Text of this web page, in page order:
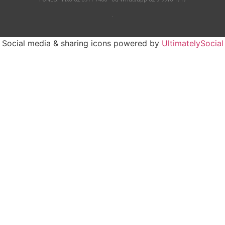
.
Social media & sharing icons powered by UltimatelySocial